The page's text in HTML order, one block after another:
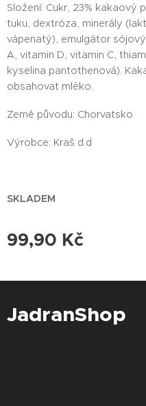
Složení: Cukr, 23% kakaový
tuku, dextróza, minerály
vápenatý), emulgátor
A, vitamin D, vitamin C,
kyselina pantothenová).
obsahovat mléko.
Země původu: Chorvatsko
Výrobce: Kraš d.d
SKLADEM
99,90 Kč
JadranShop